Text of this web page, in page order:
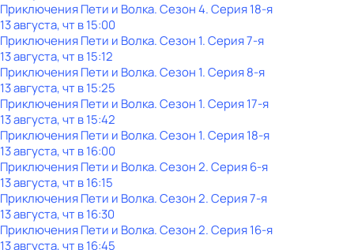
Приключения Пети и Волка. Сезон 4. Серия 18-я
13 августа, чт в 15:00
Приключения Пети и Волка. Сезон 1. Серия 7-я
13 августа, чт в 15:12
Приключения Пети и Волка. Сезон 1. Серия 8-я
13 августа, чт в 15:25
Приключения Пети и Волка. Сезон 1. Серия 17-я
13 августа, чт в 15:42
Приключения Пети и Волка. Сезон 1. Серия 18-я
13 августа, чт в 16:00
Приключения Пети и Волка. Сезон 2. Серия 6-я
13 августа, чт в 16:15
Приключения Пети и Волка. Сезон 2. Серия 7-я
13 августа, чт в 16:30
Приключения Пети и Волка. Сезон 2. Серия 16-я
13 августа, чт в 16:45